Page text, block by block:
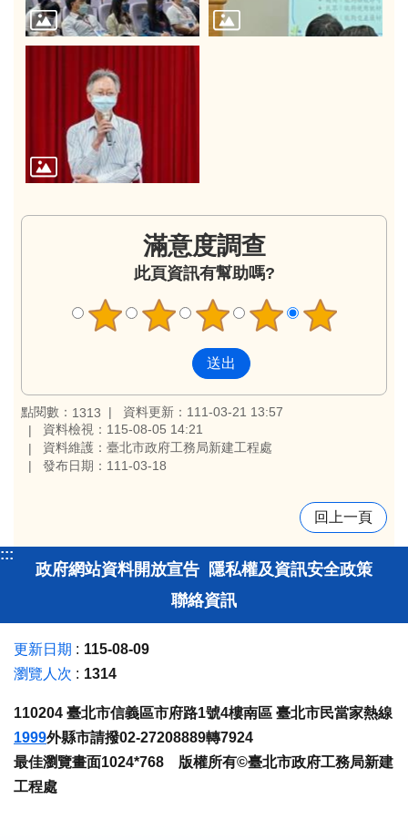
滿意度調查
此頁資訊有幫助嗎?
點閱數： 1313
資料更新：111-03-21 13:57
資料檢視：115-08-05 14:21
資料維護：臺北市政府工務局新建工程處
發布日期：111-03-18
回上一頁
:::
政府網站資料開放宣告 隱私權及資訊安全政策
聯絡資訊
更新日期
115-08-09
瀏覽人次
1314
110204 臺北市信義區市府路1號4樓南區 臺北市民當家熱線
1999外縣市請撥02-27208889轉7924
最佳瀏覽畫面1024*768 版權所有©臺北市政府工務局新建
工程處